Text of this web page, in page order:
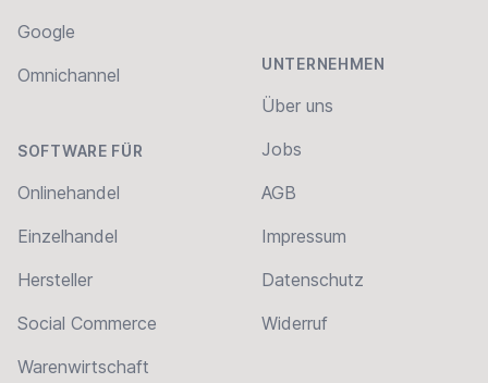
Google
Omnichannel
SOFTWARE FÜR
Onlinehandel
Einzelhandel
Hersteller
Social Commerce
Warenwirtschaft
UNTERNEHMEN
Über uns
Jobs
AGB
Impressum
Datenschutz
Widerruf